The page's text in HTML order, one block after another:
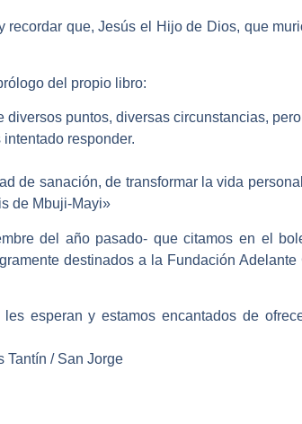
recordar que, Jesús el Hijo de Dios, que
del propio libro:
diversos puntos, diversas circunstancias,
responder.
de sanación, de transformar la vida
de Mbuji-Mayi»
del año pasado- que citamos en el
destinados a la Fundación
esperan y estamos encantados de
Tantín / San Jorge